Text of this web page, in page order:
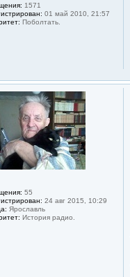
1571
01 май 2010, 21:57
Поболтать.
55
24 авг 2015, 10:29
Ярославль
История радио.